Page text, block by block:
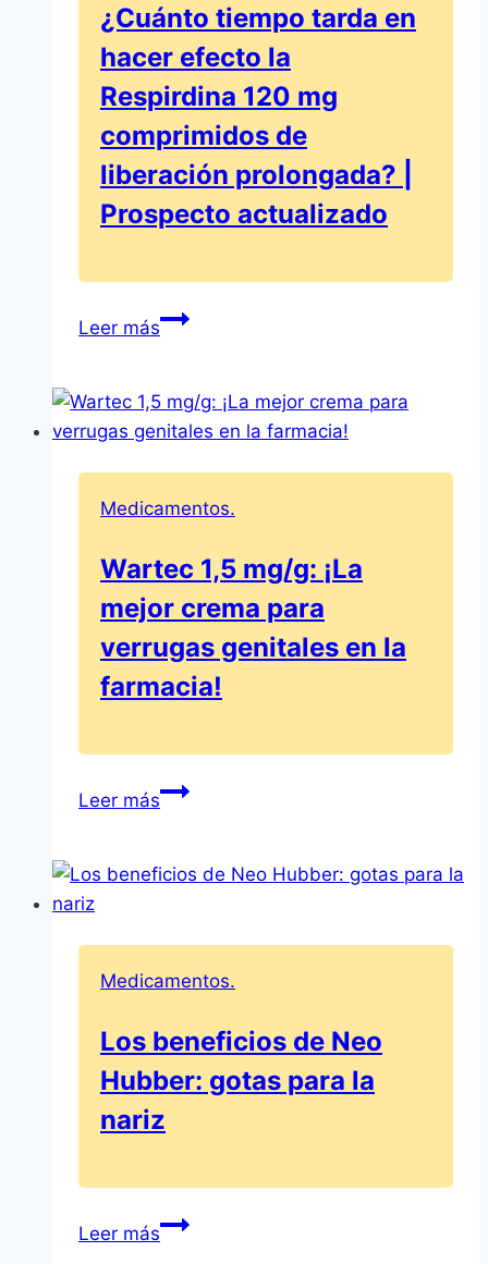
¿Cuánto tiempo tarda en
hacer efecto la
Respirdina 120 mg
comprimidos de
liberación prolongada? |
Prospecto actualizado
Leer más¿Cuánto
en
hacer
Respirdina
mg
comprimidos
de
liberación
prolongada?
Prospecto
actualizado
Medicamentos.
Wartec 1,5 mg/g: ¡La
mejor crema para
verrugas genitales en la
farmacia!
Leer másWartec
¡La
verrugas
en
la
farmacia!
Medicamentos.
Los beneficios de Neo
Hubber: gotas para la
nariz
Leer másLos